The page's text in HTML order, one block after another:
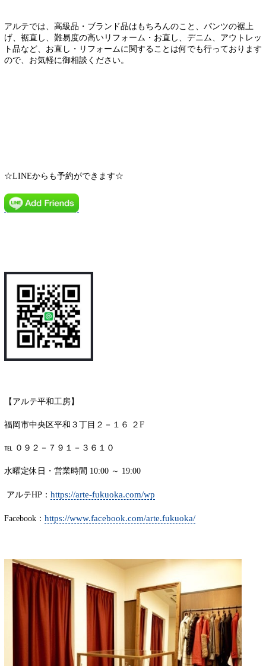
アルテでは、高級品・ブランド品はもちろんのこと、パンツの裾上
げ、裾直し、難易度の高いリフォーム・お直し、デニム、アウトレッ
ト品など、お直し・リフォームに関することは何でも行っております
ので、お気軽に御相談ください。
☆LINEからも予約ができます☆
【アルテ平和工房】
福岡市中央区平和３丁目２－１６ ２F
℡ ０９２－７９１－３６１０
水曜定休日・営業時間 10:00 ～ 19:00
アルテHP： https://arte-fukuoka.com/wp
Facebook： https://www.facebook.com/arte.fukuoka/